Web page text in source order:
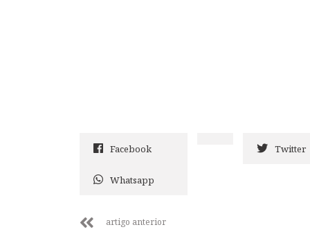
Facebook Twitter
Whatsapp
artigo anterior